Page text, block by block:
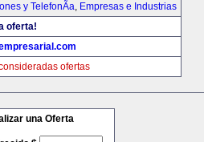
y TelefonÃ­a, Empresas e Industrias
oferta!
ofertas
una Oferta